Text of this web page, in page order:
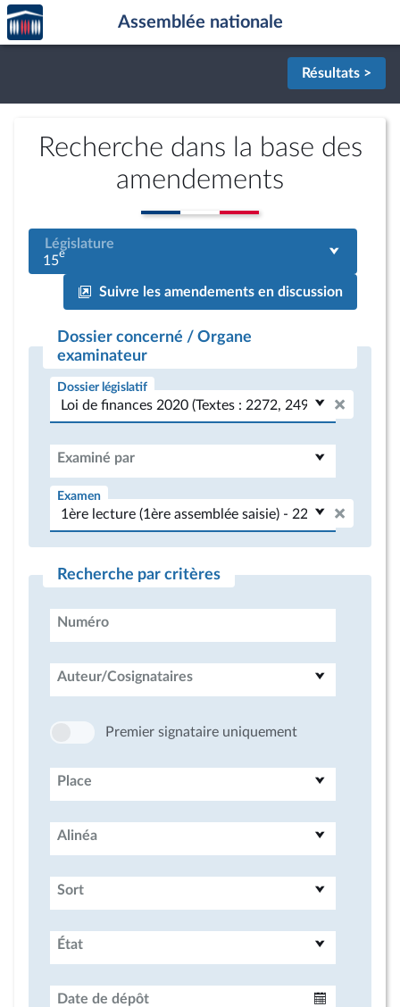
Aller au contenu
Aller en bas de la page
Accèder
à la
page
Assemblée nationale
Résultats >
Recherche dans la base des
amendements
Législature
15e
Suivre les amendements en discussion
Dossier concerné / Organe
examinateur
Dossier législatif
Examiné par
Examen
Recherche par critères
Numéro
Auteur/Cosignataires
Premier signataire uniquement
Place
Alinéa
Sort
État
Date de dépôt